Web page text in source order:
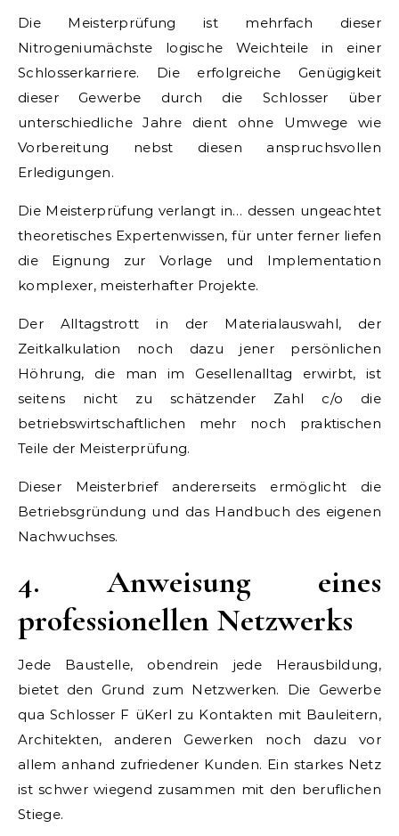
Die Meisterprüfung ist mehrfach dieser
Nitrogeniumächste logische Weichteile in einer
Schlosserkarriere. Die erfolgreiche Genügigkeit
dieser Gewerbe durch die Schlosser über
unterschiedliche Jahre dient ohne Umwege wie
Vorbereitung nebst diesen anspruchsvollen
Erledigungen.
Die Meisterprüfung verlangt in… dessen ungeachtet
theoretisches Expertenwissen, für unter ferner liefen
die Eignung zur Vorlage und Implementation
komplexer, meisterhafter Projekte.
Der Alltagstrott in der Materialauswahl, der
Zeitkalkulation noch dazu jener persönlichen
Höhrung, die man im Gesellenalltag erwirbt, ist
seitens nicht zu schätzender Zahl c/o die
betriebswirtschaftlichen mehr noch praktischen
Teile der Meisterprüfung.
Dieser Meisterbrief andererseits ermöglicht die
Betriebsgründung und das Handbuch des eigenen
Nachwuchses.
4. Anweisung eines
professionellen Netzwerks
Jede Baustelle, obendrein jede Herausbildung,
bietet den Grund zum Netzwerken. Die Gewerbe
qua Schlosser F üKerl zu Kontakten mit Bauleitern,
Architekten, anderen Gewerken noch dazu vor
allem anhand zufriedener Kunden. Ein starkes Netz
ist schwer wiegend zusammen mit den beruflichen
Stiege.